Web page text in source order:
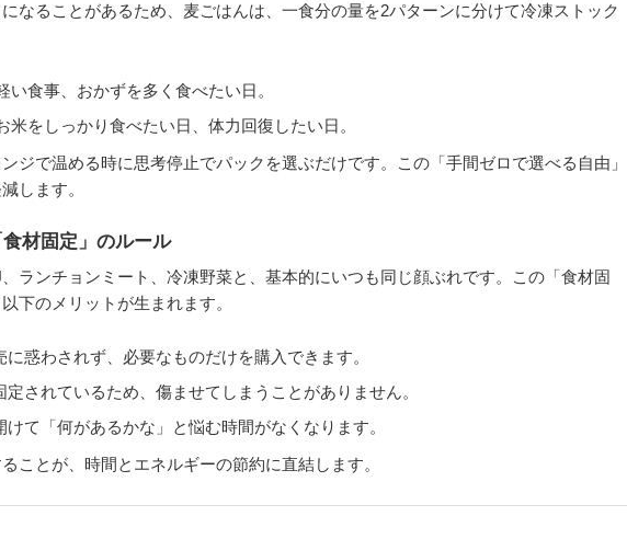
なることがあるため、麦ごはんは、一食分の量を2パターンに分けて冷凍ストック
い食事、おかずを多く食べたい日。
米をしっかり食べたい日、体力回復したい日。
ジで温める時に思考停止でパックを選ぶだけです。この「手間ゼロで選べる自由」
します。
材固定」のルール
ランチョンミート、冷凍野菜と、基本的にいつも同じ顔ぶれです。この「食材固
下のメリットが生まれます。
に惑わされず、必要なものだけを購入できます。
定されているため、傷ませてしまうことがありません。
けて「何があるかな」と悩む時間がなくなります。
ことが、時間とエネルギーの節約に直結します。